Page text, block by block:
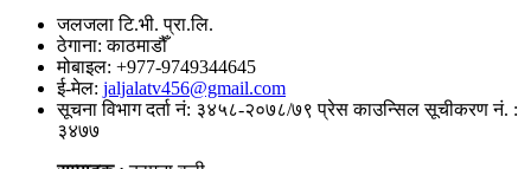
जलजला टि.भी. प्रा.लि.
ठेगाना: काठमाडौँ
मोबाइल: +977-9749344645
ई-मेल: jaljalatv456@gmail.com
सूचना विभाग दर्ता नं: ३४५८-२०७८/७९ प्रेस काउन्सिल सूचीकरण नं. :
३४७७